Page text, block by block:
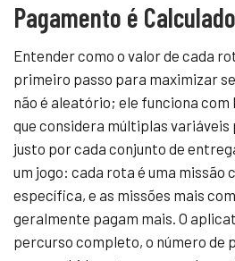
Pagamento é
Entender como o valor de cada
primeiro passo para maximizar
não é aleatório; ele funciona com
que considera múltiplas
justo por cada conjunto de
um jogo: cada rota é uma missão
específica, e as missões mais
geralmente pagam mais. O
percurso completo, o número de